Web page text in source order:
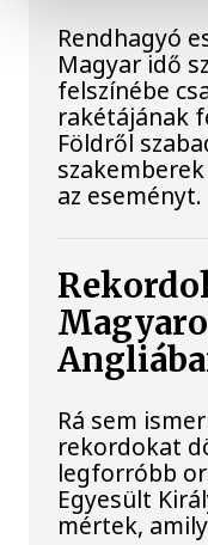
Rendhagyó
Magyar idő
felszínébe
rakétájának
Földről
az eseményt.
Rá sem
rekordokat
legforróbb
Egyesült
mértek,